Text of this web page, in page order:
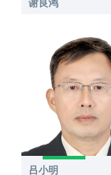
谢良鸿
吕小明